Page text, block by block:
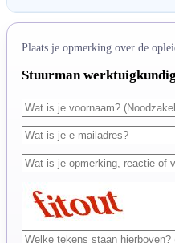
Plaats je opmerking over de
Stuurman